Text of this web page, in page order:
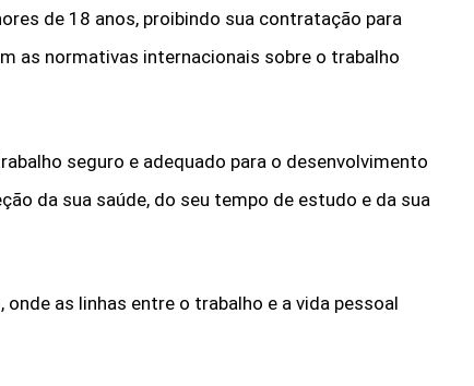
de 18 anos, proibindo sua contratação para
as normativas internacionais sobre o trabalho
seguro e adequado para o desenvolvimento
da sua saúde, do seu tempo de estudo e da sua
as linhas entre o trabalho e a vida pessoal